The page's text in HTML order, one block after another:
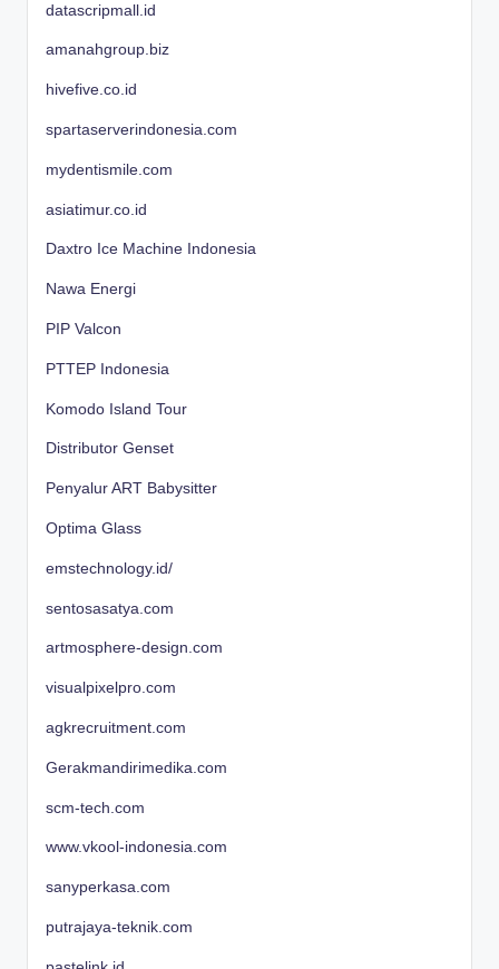
datascripmall.id
amanahgroup.biz
hivefive.co.id
spartaserverindonesia.com
mydentismile.com
asiatimur.co.id
Daxtro Ice Machine Indonesia
Nawa Energi
PIP Valcon
PTTEP Indonesia
Komodo Island Tour
Distributor Genset
Penyalur ART Babysitter
Optima Glass
emstechnology.id/
sentosasatya.com
artmosphere-design.com
visualpixelpro.com
agkrecruitment.com
Gerakmandirimedika.com
scm-tech.com
www.vkool-indonesia.com
sanyperkasa.com
putrajaya-teknik.com